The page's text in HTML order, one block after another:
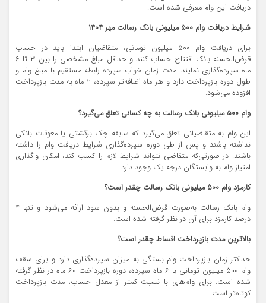
دریافت این وام معرفی شده است.
شرایط دریافت وام ۵۰۰ میلیونی بانک رسالت مهر ۱۴۰۴
برای دریافت وام ۵۰۰ میلیون تومانی، متقاضیان ابتدا باید در حساب
قرض‌الحسنه بانک افتتاح حساب کنند و حداقل مبلغ مشخصی را بین ۳ تا ۶
ماه سپرده‌گذاری نمایند. مدت زمان خواب سپرده رابطه مستقیم با مبلغ وام و
طول دوره بازپرداخت دارد و هر ماه اضافه‌تر سپرده، ۲ ماه به مدت بازپرداخت
افزوده می‌شود.
وام ۵۰۰ میلیونی بانک رسالت به چه کسانی تعلق می‌گیرد؟
این وام به متقاضیانی تعلق می‌گیرد که سابقه چک برگشتی یا معوقات بانکی
نداشته باشند و پس از طی دوره سپرده‌گذاری شرایط دریافت وام را داشته
باشند. در صورتی‌که متقاضی نتواند شرایط لازم را کسب کند، امکان واگذاری
امتیاز وام به وابستگان درجه یک وجود دارد.
کارمزد وام ۵۰۰ میلیونی بانک رسالت چقدر است؟
وام بانک رسالت به‌صورت قرض‌الحسنه و بدون سود ارائه می‌شود و تنها ۴
درصد کارمزد برای آن در نظر گرفته شده است.
بالاترین مدت بازپرداخت اقساط چقدر است؟
حداکثر زمان بازپرداخت وام بستگی به میزان سپرده‌گذاری دارد و برای سقف
وام ۵۰۰ میلیون تومانی با ۶ ماه سپرده، دوره بازپرداخت ۶۰ ماه در نظر گرفته
شده است. برای وام‌های با نسبت کمتر از معدل حساب، مدت بازپرداخت
کوتاه‌تر است.